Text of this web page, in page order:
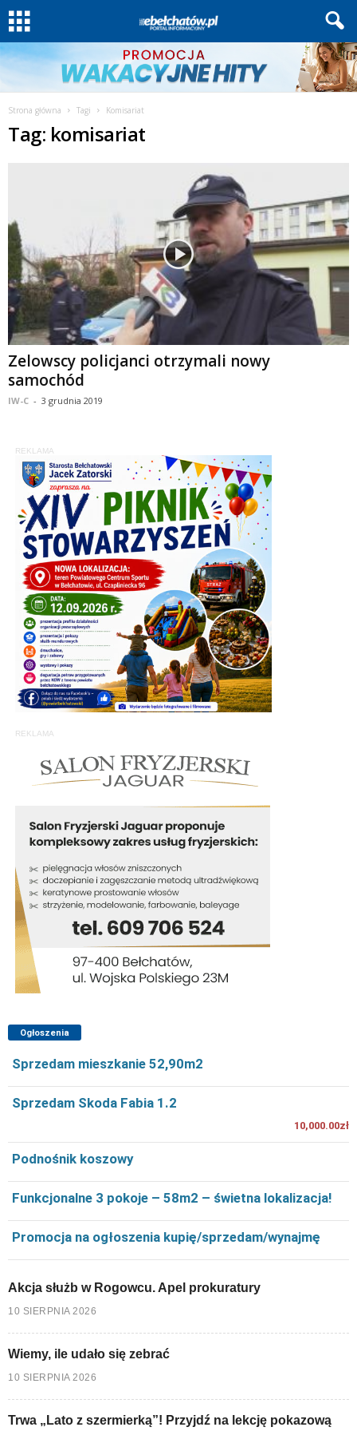
Strona główna Tagi Komisariat
Tag: komisariat
Zelowscy policjanci otrzymali nowy
samochód
IW-C - 3 grudnia 2019
REKLAMA
REKLAMA
Ogłoszenia
Sprzedam mieszkanie 52,90m2
Sprzedam Skoda Fabia 1.2
10,000.00zł
Podnośnik koszowy
Funkcjonalne 3 pokoje – 58m2 – świetna lokalizacja!
Promocja na ogłoszenia kupię/sprzedam/wynajmę
Akcja służb w Rogowcu. Apel prokuratury
10 SIERPNIA 2026
Wiemy, ile udało się zebrać
10 SIERPNIA 2026
Trwa „Lato z szermierką”! Przyjdź na lekcję pokazową